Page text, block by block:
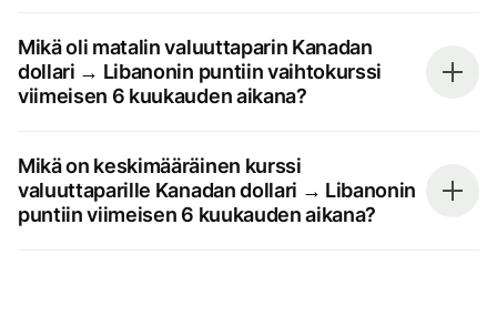
Mikä oli matalin valuuttaparin Kanadan
dollari → Libanonin puntiin vaihtokurssi
viimeisen 6 kuukauden aikana?
Mikä on keskimääräinen kurssi
valuuttaparille Kanadan dollari → Libanonin
puntiin viimeisen 6 kuukauden aikana?